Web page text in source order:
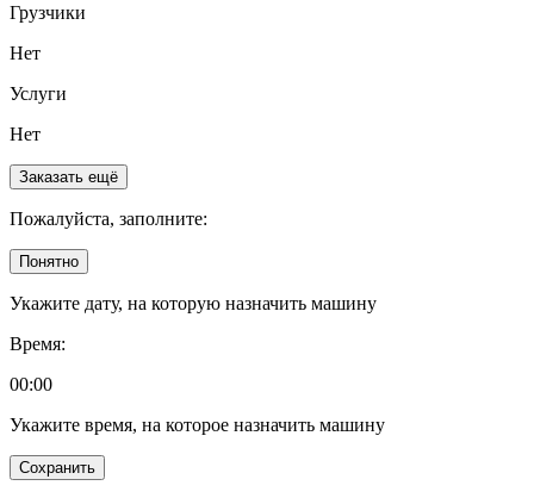
Грузчики
Нет
Услуги
Нет
Заказать ещё
Пожалуйста, заполните:
Понятно
Укажите дату, на которую назначить машину
Время:
00:00
Укажите время, на которое назначить машину
Сохранить